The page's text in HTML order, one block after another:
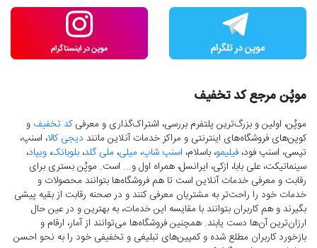
موپُن مرجع کد تخفیف
موپُن، اولین و بزرگ‌ترین پلتفرم بررسی، اشتراک‌گذاری و معرفیکد تخفیف و
کوپن‌های فروشگاه‌های اینترنتی و مراکز خدمات آنلاین مانند دیجی کالا، اسنپ،
تپسی، اسنپ فود، فیلیمو، باسلام، اسنپ شاپ، میلی، ملی گلد، بلوبانک، ویپاد،
سینماتیکت، علی بابا، ازکی، ایرانسل، همراه اول و... است. موپُن بستری برای
رقابت و معرفی خدمات آنلاین است تا هم فروشگاه‌ها بتوانند محصولات و
خدمات خود را راحت‌تر به مشتریان معرفی کنند و در صحنه رقابت از بقیه پیشی
بگیرند و هم کاربران بتوانند با مقایسه این خدمات، به بهترین و در عین حال
ارزان‌ترین آن‌ها دست‌ یابند. همچنین فروشگاه‌ها می‌توانند از آمار، ارقام و
بازخورد کاربران مطلع شده و کمپین‌های تبلیغی و تخفیفی خود را به نحو احسن